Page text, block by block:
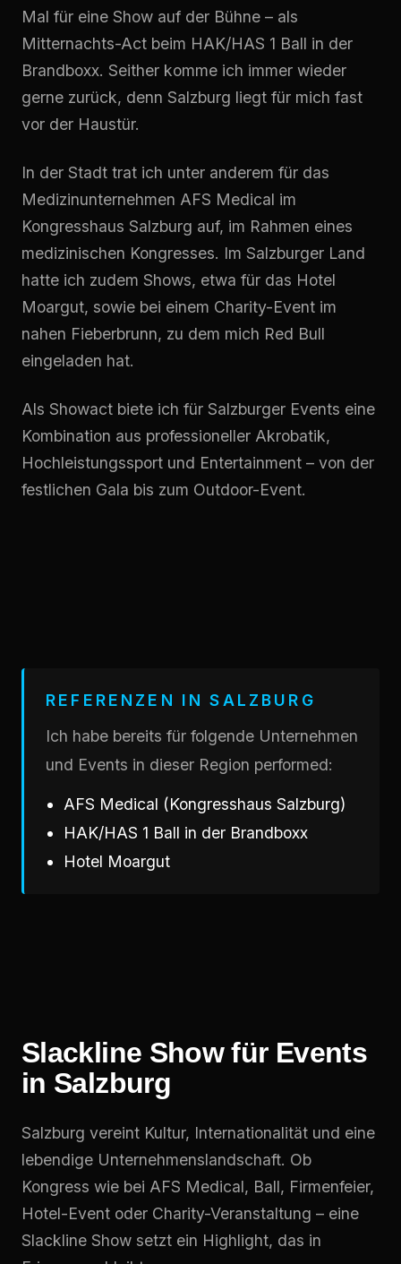
Mal für eine Show auf der Bühne – als
Mitternachts-Act beim HAK/HAS 1 Ball in der
Brandboxx. Seither komme ich immer wieder
gerne zurück, denn Salzburg liegt für mich fast
vor der Haustür.
In der Stadt trat ich unter anderem für das
Medizinunternehmen AFS Medical im
Kongresshaus Salzburg auf, im Rahmen eines
medizinischen Kongresses. Im Salzburger Land
hatte ich zudem Shows, etwa für das Hotel
Moargut, sowie bei einem Charity-Event im
nahen Fieberbrunn, zu dem mich Red Bull
eingeladen hat.
Als Showact biete ich für Salzburger Events eine
Kombination aus professioneller Akrobatik,
Hochleistungssport und Entertainment – von der
festlichen Gala bis zum Outdoor-Event.
REFERENZEN IN SALZBURG
Ich habe bereits für folgende Unternehmen
und Events in dieser Region performed:
AFS Medical (Kongresshaus Salzburg)
HAK/HAS 1 Ball in der Brandboxx
Hotel Moargut
Slackline Show für Events
in Salzburg
Salzburg vereint Kultur, Internationalität und eine
lebendige Unternehmenslandschaft. Ob
Kongress wie bei AFS Medical, Ball, Firmenfeier,
Hotel-Event oder Charity-Veranstaltung – eine
Slackline Show setzt ein Highlight, das in